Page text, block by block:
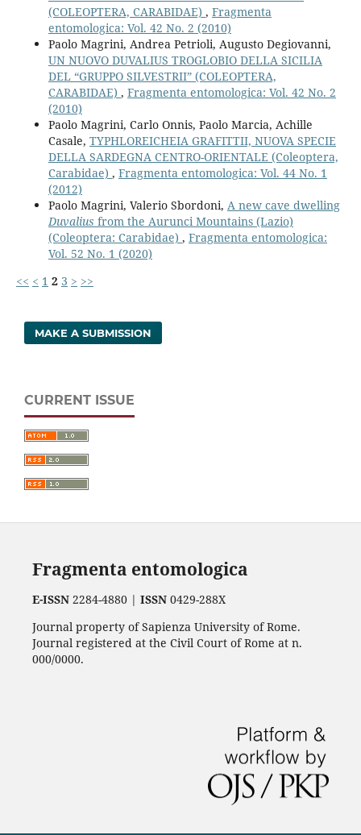
(COLEOPTERA, CARABIDAE) , Fragmenta
entomologica: Vol. 42 No. 2 (2010)
Paolo Magrini, Andrea Petrioli, Augusto Degiovanni,
UN NUOVO DUVALIUS TROGLOBIO DELLA SICILIA
DEL “GRUPPO SILVESTRII” (COLEOPTERA,
CARABIDAE) , Fragmenta entomologica: Vol. 42 No. 2
(2010)
Paolo Magrini, Carlo Onnis, Paolo Marcia, Achille
Casale, TYPHLOREICHEIA GRAFITTII, NUOVA SPECIE
DELLA SARDEGNA CENTRO-ORIENTALE (Coleoptera,
Carabidae) , Fragmenta entomologica: Vol. 44 No. 1
(2012)
Paolo Magrini, Valerio Sbordoni, A new cave dwelling
Duvalius from the Aurunci Mountains (Lazio)
(Coleoptera: Carabidae) , Fragmenta entomologica:
Vol. 52 No. 1 (2020)
<< < 1 2 3 > >>
MAKE A SUBMISSION
CURRENT ISSUE
Fragmenta entomologica
E-ISSN2284-4880 | ISSN0429-288X
Journal property of Sapienza University of Rome.
Journal registered at the Civil Court of Rome at n.
000/0000.